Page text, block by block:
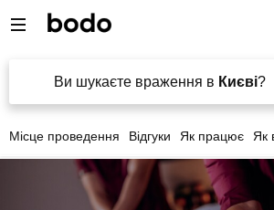
Ви шукаєте враження в Києві?
Місце проведення Відгуки Як працює Як